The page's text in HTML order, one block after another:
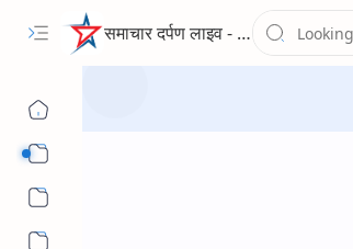
समाचार दर्पण लाइव - द न्यूज पोर्टल